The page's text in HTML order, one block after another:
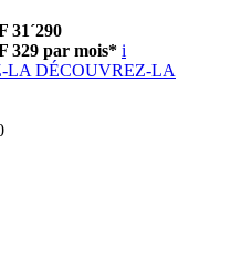
31´290
329 par mois* i
LA DÉCOUVREZ-LA